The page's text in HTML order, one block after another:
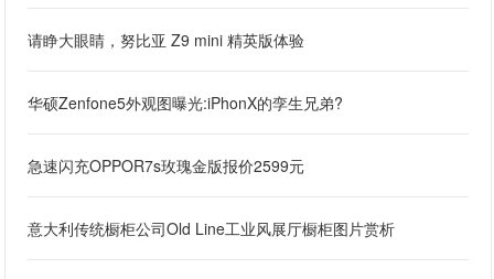
请睁大眼睛，努比亚 Z9 mini 精英版体验
华硕Zenfone5外观图曝光:iPhonX的孪生兄弟?
急速闪充OPPOR7s玫瑰金版报价2599元
意大利传统橱柜公司Old Line工业风展厅橱柜图片赏析